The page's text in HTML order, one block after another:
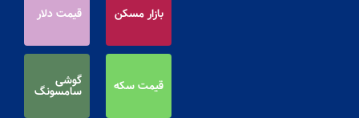
بازار مسکن قیمت دلار
قیمت سکه گوشی
سامسونگ